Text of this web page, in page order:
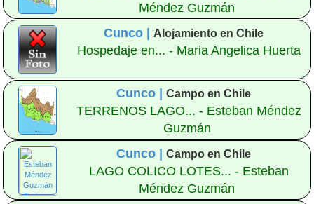
Méndez Guzmán
Cunco |
Alojamiento en Chile
Hospedaje en... - Maria Angelica Huerta
Cunco | Campo en Chile
TERRENOS LAGO... - Esteban Méndez
Guzmán
Cunco |
Campo en Chile
LAGO COLICO LOTES... - Esteban
Méndez Guzmán